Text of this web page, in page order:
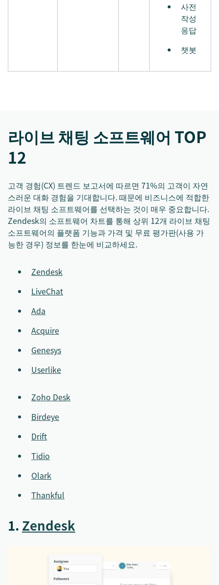
사전
작성
응답
챗봇
라이브 채팅 소프트웨어 TOP
12
고객 경험(CX) 트렌드 보고서에 따르면 71%의 고객이 자연
스러운 대화 경험을 기대합니다. 때문에 비즈니스에 적합한
라이브 채팅 소프트웨어를 선택하는 것이 매우 중요합니다.
Zendesk의 소프트웨어 차트를 통해 상위 12개 라이브 채팅
소프트웨어의 플랫폼 기능과 가격 및 무료 평가판(사용 가
능한 경우) 정보를 한눈에 비교하세요.
Zendesk
LiveChat
Ada
Acquire
Genesys
Userlike
Zoho Desk
Birdeye
Drift
Tidio
Olark
Thankful
1. Zendesk